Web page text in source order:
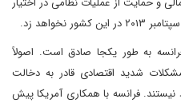
زد.
به طور یکجا صادق است. اصولاً
شدید اقتصادی قادر به دخالت
فرانسه با همکاری آمریکا پیش